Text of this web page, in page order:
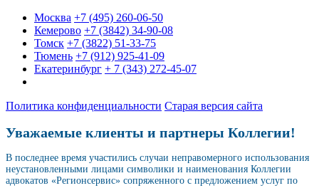
Москва +7 (495) 260-06-50
Кемерово +7 (3842) 34-90-08
Томск +7 (3822) 51-33-75
Тюмень +7 (912) 925-41-09
Екатеринбург + 7 (343) 272-45-07
Политика конфиденциальности Старая версия сайта
Уважаемые клиенты и партнеры Коллегии!
В последнее время участились случаи неправомерного использования
неустановленными лицами символики и наименования Коллегии
адвокатов «Регионсервис» сопряженного с предложением услуг по